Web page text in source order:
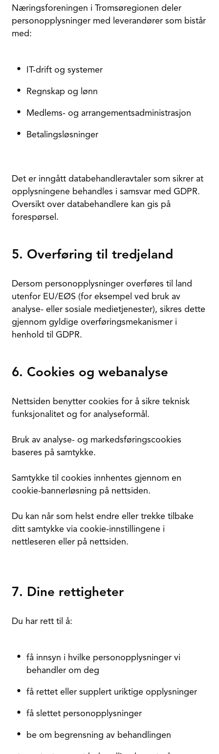
Næringsforeningen i Tromsøregionen deler
personopplysninger med leverandører som bistår
med:
IT-drift og systemer
Regnskap og lønn
Medlems- og arrangementsadministrasjon
Betalingsløsninger
Det er inngått databehandleravtaler som sikrer at
opplysningene behandles i samsvar med GDPR.
Oversikt over databehandlere kan gis på
forespørsel.
5. Overføring til tredjeland
Dersom personopplysninger overføres til land
utenfor EU/EØS (for eksempel ved bruk av
analyse- eller sosiale medietjenester), sikres dette
gjennom gyldige overføringsmekanismer i
henhold til GDPR.
6. Cookies og webanalyse
Nettsiden benytter cookies for å sikre teknisk
funksjonalitet og for analyseformål.
Bruk av analyse- og markedsføringscookies
baseres på samtykke.
Samtykke til cookies innhentes gjennom en
cookie-bannerløsning på nettsiden.
Du kan når som helst endre eller trekke tilbake
ditt samtykke via cookie-innstillingene i
nettleseren eller på nettsiden.
7. Dine rettigheter
Du har rett til å:
få innsyn i hvilke personopplysninger vi
behandler om deg
få rettet eller supplert uriktige opplysninger
få slettet personopplysninger
be om begrensning av behandlingen